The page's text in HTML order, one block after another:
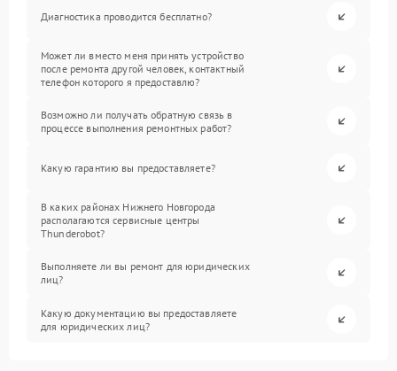
Диагностика проводится бесплатно?
Может ли вместо меня принять устройство
после ремонта другой человек, контактный
телефон которого я предоставлю?
Возможно ли получать обратную связь в
процессе выполнения ремонтных работ?
Какую гарантию вы предоставляете?
В каких районах Нижнего Новгорода
располагаются сервисные центры
Thunderobot?
Выполняете ли вы ремонт для юридических
лиц?
Какую документацию вы предоставляете
для юридических лиц?